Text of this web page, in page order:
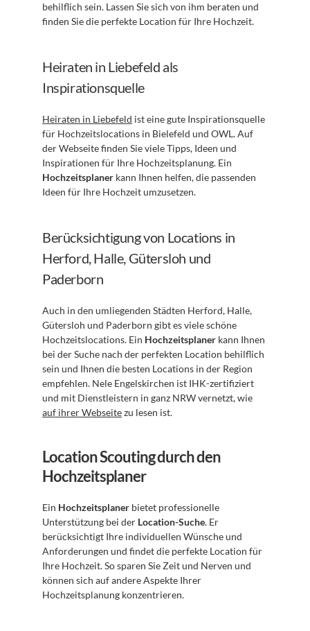
behilflich sein. Lassen Sie sich von ihm beraten und
finden Sie die perfekte Location für Ihre Hochzeit.
Heiraten in Liebefeld als
Inspirationsquelle
Heiraten in Liebefeld ist eine gute Inspirationsquelle
für Hochzeitslocations in Bielefeld und OWL. Auf
der Webseite finden Sie viele Tipps, Ideen und
Hochzeitsplaner kann Ihnen helfen, die passenden
Ideen für Ihre Hochzeit umzusetzen.
Berücksichtigung von Locations in
Herford, Halle, Gütersloh und
Paderborn
Auch in den umliegenden Städten Herford, Halle,
Gütersloh und Paderborn gibt es viele schöne
Hochzeitslocations. Ein Hochzeitsplaner kann Ihnen
bei der Suche nach der perfekten Location behilflich
sein und Ihnen die besten Locations in der Region
empfehlen. Nele Engelskirchen ist IHK-zertifiziert
auf ihrer Webseite zu lesen ist.
Location Scouting durch den
Hochzeitsplaner
Ein Hochzeitsplaner bietet professionelle
Unterstützung bei der Location-Suche. Er
berücksichtigt Ihre individuellen Wünsche und
Anforderungen und findet die perfekte Location für
Ihre Hochzeit. So sparen Sie Zeit und Nerven und
können sich auf andere Aspekte Ihrer
Hochzeitsplanung konzentrieren.